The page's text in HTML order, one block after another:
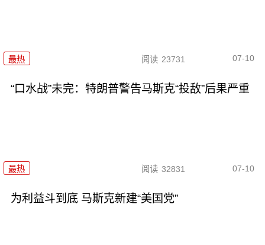
最热 阅读 23731 07-10
“口水战”未完：特朗普警告马斯克“投敌”后果严重
最热 阅读 32831 07-10
为利益斗到底 马斯克新建“美国党”